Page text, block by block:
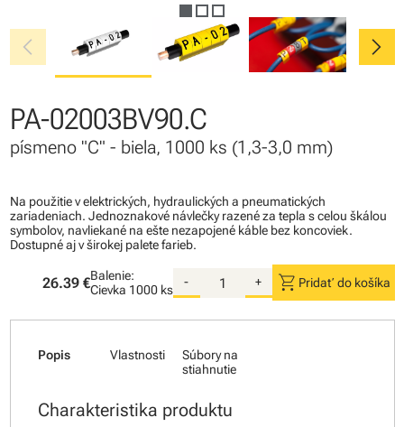
chevron_left chevron_right
PA-02003BV90.C
písmeno "C" - biela, 1000 ks (1,3-3,0 mm)
Na použitie v elektrických, hydraulických a pneumatických
zariadeniach. Jednoznakové návlečky razené za tepla s celou škálou
symbolov, navliekané na ešte nezapojené káble bez koncoviek.
Dostupné aj v širokej palete farieb.
26.39 €Balenie:
Cievka 1000 ks
- + shopping_cart Pridať do košíka
Popis Vlastnosti
Súbory na
stiahnutie
Charakteristika produktu